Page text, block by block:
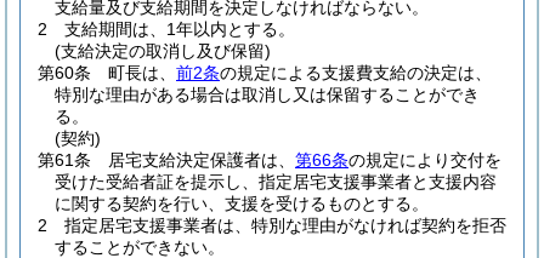
支給量及び支給期間を決定しなければならない。
2
支給期間は、1年以内とする。
(支給決定の取消し及び保留)
第60条
町長は、 前2条の規定による支援費支給の決定は、
特別な理由がある場合は取消し又は保留することができ
る。
(契約)
第61条
居宅支給決定保護者は、 第66条の規定により交付を
受けた受給者証を提示し、指定居宅支援事業者と支援内容
に関する契約を行い、支援を受けるものとする。
2
指定居宅支援事業者は、特別な理由がなければ契約を拒否
することができない。